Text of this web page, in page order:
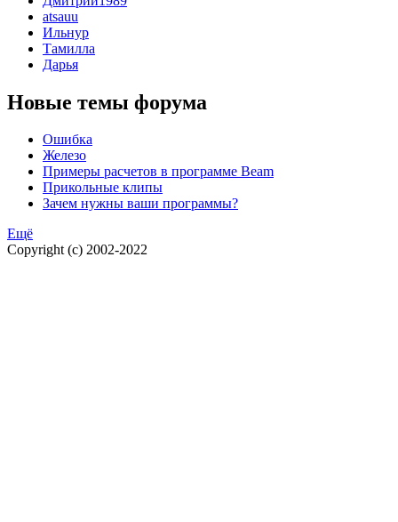
atsauu
Ильнур
Тамилла
Дарья
Новые темы форума
Ошибка
Железо
Примеры расчетов в программе Beam
Прикольные клипы
Зачем нужны ваши программы?
Ещё
Copyright (c) 2002-2022